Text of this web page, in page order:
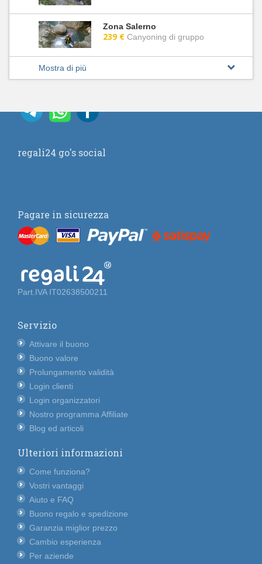
Zona Salerno
239 € Canyoning di gruppo
Mostra di più
regali24 go's social
Pagare in sicurezza
Part.IVA IT02638500211
Servizio
Attivare il buono
Buono valore
Prolungamento validità
Login clienti
Login organizzatori
Nostro programma Affiliate
Blog ed articoli
Ulteriori informazioni
Come funziona?
Vostri vantaggi
Aiuto e FAQ
Buono regalo e spedizione
Garanzia miglior prezzo
Cambio esperienza
Per aziende